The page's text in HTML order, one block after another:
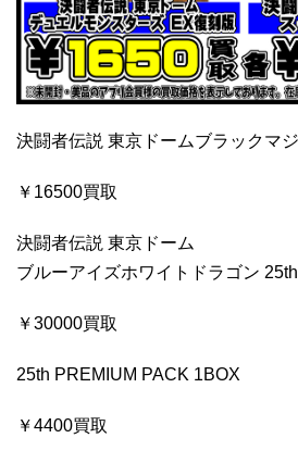
決闘者伝説 東京ドームブラックマ
￥16500買取
決闘者伝説 東京ドーム
ブルーアイズホワイトドラゴン
￥30000買取
25th PREMIUM PACK 1BOX
￥4400買取